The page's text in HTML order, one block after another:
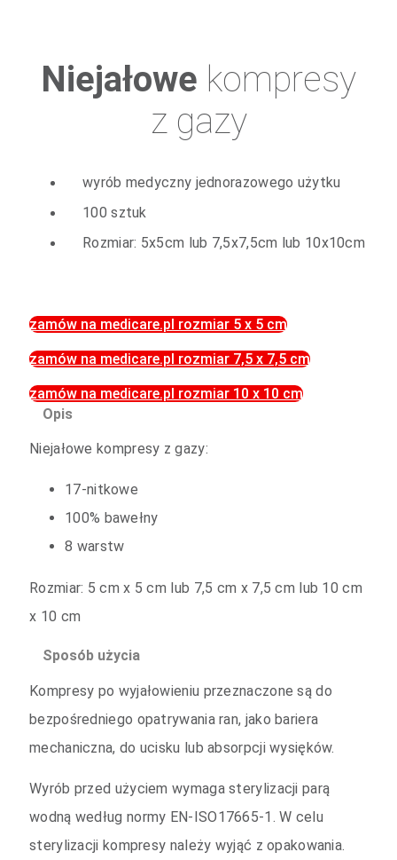
Niejałowe kompresy
z gazy
wyrób medyczny jednorazowego użytku
100 sztuk
Rozmiar: 5x5cm lub 7,5x7,5cm lub 10x10cm
zamów na medicare.pl rozmiar 5 x 5 cm
zamów na medicare.pl rozmiar 7,5 x 7,5 cm
zamów na medicare.pl rozmiar 10 x 10 cm
Opis
Niejałowe kompresy z gazy:
17-nitkowe
100% bawełny
8 warstw
Rozmiar: 5 cm x 5 cm lub 7,5 cm x 7,5 cm lub 10 cm
x 10 cm
Sposób użycia
Kompresy po wyjałowieniu przeznaczone są do
bezpośredniego opatrywania ran, jako bariera
mechaniczna, do ucisku lub absorpcji wysięków.
Wyrób przed użyciem wymaga sterylizacji parą
wodną według normy EN-ISO17665-1. W celu
sterylizacji kompresy należy wyjąć z opakowania.